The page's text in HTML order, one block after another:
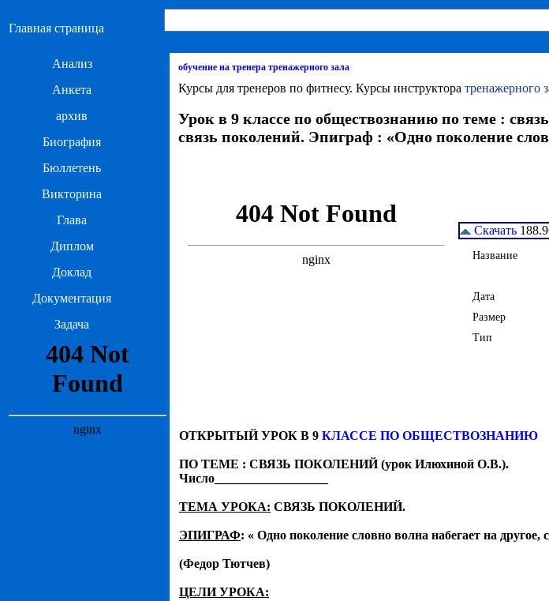
Главная страница
Анализ
Анкета
архив
Биография
Бюллетень
Викторина
Глава
Диплом
Доклад
Документация
Задача
обучение на тренера тренажерного зала
Курсы для тренеров по фитнесу. Курсы инструктора тренажерного
Урок в 9 классе по обществознанию по теме :
связь поколений. Эпиграф : «Одно поколение
Скачать
Название
Дата
Размер
Тип
ОТКРЫТЫЙ УРОК В 9 КЛАССЕ ПО ОБЩЕСТВОЗНАНИЮ
ПО ТЕМЕ : СВЯЗЬ ПОКОЛЕНИЙ (урок Илюхиной О.В.).
Число__________________
ТЕМА УРОКА: СВЯЗЬ ПОКОЛЕНИЙ.
ЭПИГРАФ: « Одно поколение словно волна набегает на другое,
(Федор Тютчев)
ЦЕЛИ УРОКА: